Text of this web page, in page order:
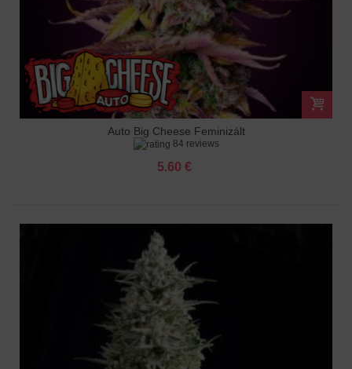
Auto Big Cheese Feminizált
84 reviews
5.60 €